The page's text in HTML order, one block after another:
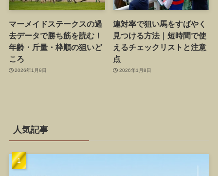
マーメイドステークスの過
去データで勝ち筋を読む！
年齢・斤量・枠順の狙いど
ころ
2026年1月9日
連対率で狙い馬をすばやく
見つける方法｜短時間で使
えるチェックリストと注意
点
2026年1月8日
人気記事